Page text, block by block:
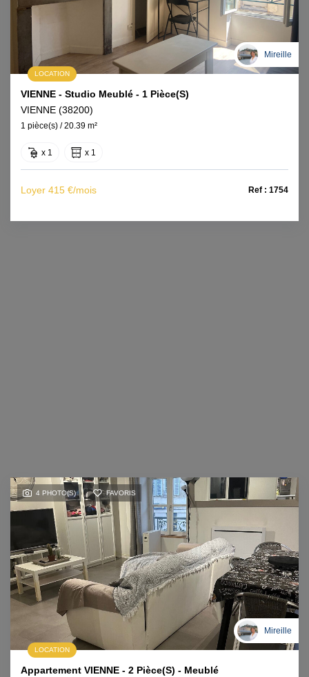
Mireille
LOCATION
VIENNE - Studio Meublé - 1 Pièce(s)
VIENNE (38200)
1 pièce(s) / 20.39 m²
x 1 x 1
Loyer 415 €/mois Ref : 1754
4 PHOTO(S) FAVORIS
Mireille
LOCATION
Appartement VIENNE - 2 Pièce(s) - Meublé